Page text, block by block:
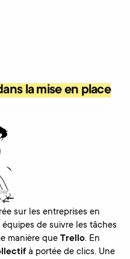
la mise en place
sur les entreprises en
de suivre les tâches
manière que Trello. En
à portée de clics. Une